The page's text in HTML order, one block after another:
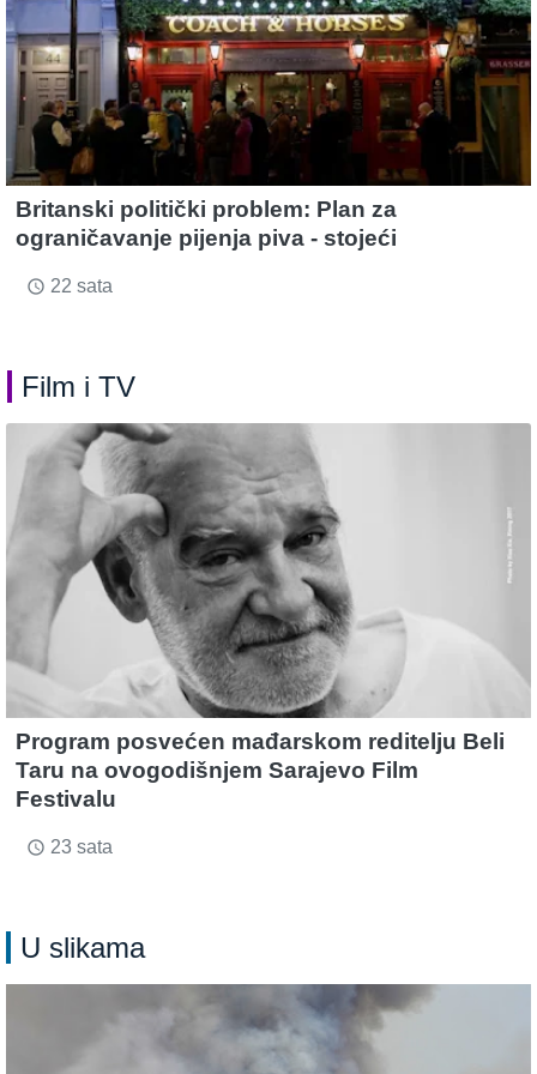
Britanski politički problem: Plan za
ograničavanje pijenja piva - stojeći
access_time 22 sata
Film i TV
Program posvećen mađarskom reditelju Beli
Taru na ovogodišnjem Sarajevo Film
Festivalu
access_time 23 sata
U slikama